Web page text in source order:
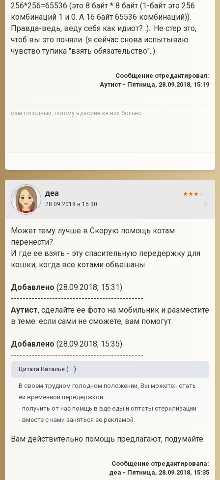
256*256=65536 (это 8 байт * 8 байт (1-байт это 256
комбинаций 1 и 0. А 16 байт 65536 комбинаций)).
Правда-ведь, веду себя как идиот? :).. Не стер это,
чтоб вы это поняли. (я сейчас снова испытываю
чувство тупика "взять обязательство"..)
Сообщение отредактировал:
Аутист - Пятница, 28.09.2018, 15:19
сам голодный, потому вдвойне за них больно
деа
28.09.2018 в 15:30
Может тему лучше в Скорую помощь котам
перенести?
И где ее взять - эту спасительную передержку для
кошки, когда все котами обвешаны .
Добавлено (28.09.2018, 15:31)
---------------------------------------------
Аутист, сделайте ее фото на мобильник и разместите
в теме. если сами не сможете, вам помогут.
Добавлено (28.09.2018, 15:35)
---------------------------------------------
Цитата Наталья ( )
В своем трудном голодном положении, Вы можете:- стать
ей временной передержкой
- получить от нас помщь в вде еды и оптаты стерилизации
- вместе с нами заняться ее рекламой.
Вам действительно помощь предлагают, подумайте.
Сообщение отредактировала:
деа - Пятница, 28.09.2018, 15:35